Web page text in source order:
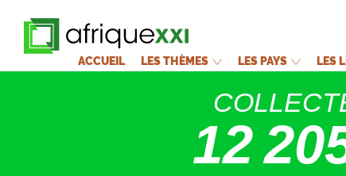
ACCUEIL LES THÈMES LES PAYS LES
12